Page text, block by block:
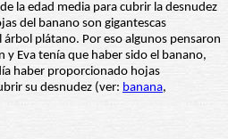
la edad media para cubrir la desnudez
del banano son gigantescas
árbol plátano. Por eso algunos pensaron
Eva tenía que haber sido el banano,
haber proporcionado hojas
su desnudez (ver: banana,